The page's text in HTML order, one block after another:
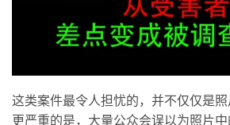
这类案件最令人担忧的，并不仅仅是照